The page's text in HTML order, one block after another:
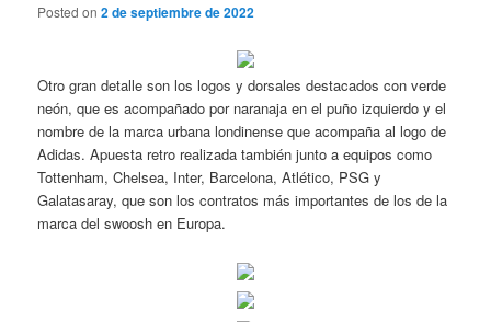
Posted on2 de septiembre de 2022
Otro gran detalle son los logos y dorsales destacados con verde
neón, que es acompañado por naranaja en el puño izquierdo y el
nombre de la marca urbana londinense que acompaña al logo de
Adidas. Apuesta retro realizada también junto a equipos como
Tottenham, Chelsea, Inter, Barcelona, Atlético, PSG y
Galatasaray, que son los contratos más importantes de los de la
marca del swoosh en Europa.